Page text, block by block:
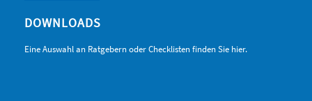
DOWNLOADS
Eine Auswahl an Ratgebern oder Checklisten finden Sie hier.